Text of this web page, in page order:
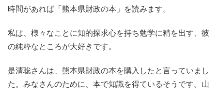
時間があれば「熊本県財政の本」を読みます。
私は、様々なことに知的探求心を持ち勉学に精を出す、彼
の純粋なところが大好きです。
是清聡さんは、熊本県財政の本を購入したと言っていまし
た。みなさんのために、本で知識を得ているそうです。山